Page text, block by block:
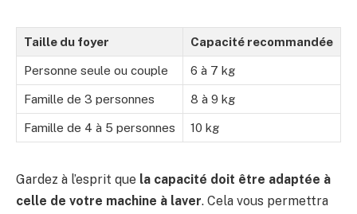
Taille du foyer Capacité recommandée
Personne seule ou couple 6 à 7 kg
Famille de 3 personnes 8 à 9 kg
Famille de 4 à 5 personnes 10 kg
Gardez à l’esprit que la capacité doit être adaptée à
celle de votre machine à laver. Cela vous permettra